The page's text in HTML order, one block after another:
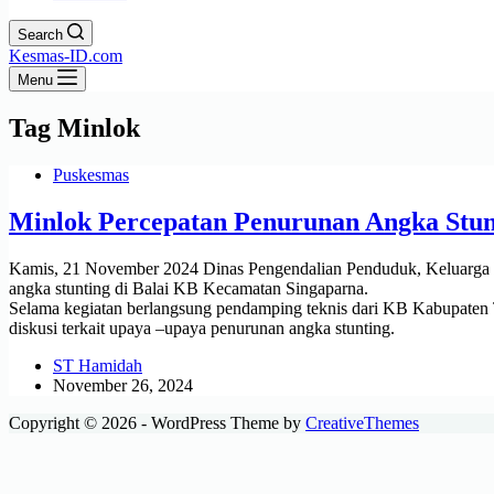
Search
Kesmas-ID.com
Menu
Tag Minlok
Puskesmas
Minlok Percepatan Penurunan Angka
Kamis, 21 November 2024 Dinas Pengendalian Penduduk,
angka stunting di Balai KB Kecamatan Singaparna.
Selama kegiatan berlangsung pendamping teknis dari KB
diskusi terkait upaya –upaya penurunan angka stunting.
ST Hamidah
November 26, 2024
Copyright © 2026 - WordPress Theme by CreativeThemes